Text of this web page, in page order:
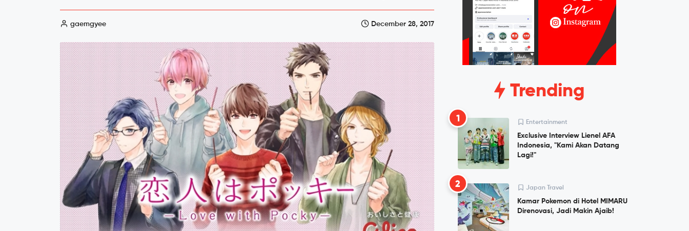
gaemgyee December 28, 2017
Trending
1 Entertainment
Exclusive Interview Lienel AFA
Indonesia, "Kami Akan Datang
Lagi!"
2 Japan Travel
Kamar Pokemon di Hotel MIMARU
Direnovasi, Jadi Makin Ajaib!